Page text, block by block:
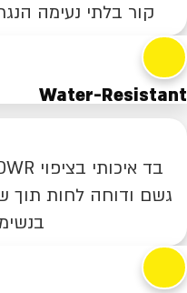
קור בלתי נעימה
Water-Resistant
גשם ודוחה לחות תוך